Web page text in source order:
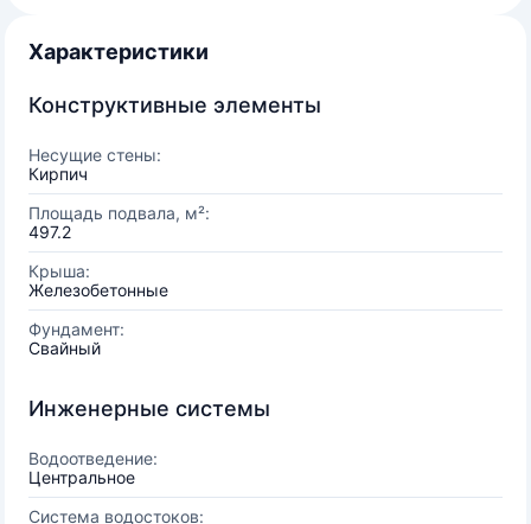
Характеристики
Конструктивные элементы
Несущие стены:
Кирпич
Площадь подвала, м²:
497.2
Крыша:
Железобетонные
Фундамент:
Свайный
Инженерные системы
Водоотведение:
Центральное
Система водостоков: